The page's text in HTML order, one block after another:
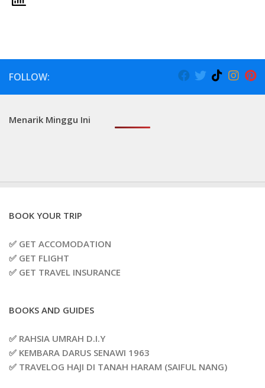
FOLLOW:
Menarik Minggu Ini
BOOK YOUR TRIP
✅ GET ACCOMODATION
✅ GET FLIGHT
✅ GET TRAVEL INSURANCE
BOOKS AND GUIDES
✅ RAHSIA UMRAH D.I.Y
✅ KEMBARA DARUS SENAWI 1963
✅ TRAVELOG HAJI DI TANAH HARAM (SAIFUL NANG)